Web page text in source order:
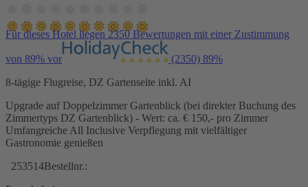
Für dieses Hotel liegen 2350 Bewertungen mit einer Zustimmung
von 89% vor (2350) 89%
8-tägige Flugreise, DZ Gartenseite inkl. AI
Upgrade auf Doppelzimmer Gartenblick (bei direkter Buchung des
Zimmertyps DZ Gartenblick) - Wert: ca. € 150,- pro Zimmer
Umfangreiche All Inclusive Verpflegung mit vielfältiger
Gastronomie genießen
253514Bestellnr.: